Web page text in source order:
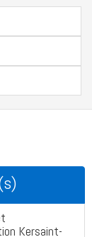
Kersaint-